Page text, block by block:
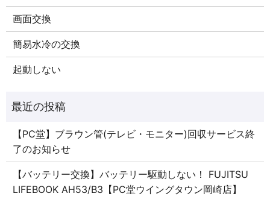
画面交換
簡易水冷の交換
起動しない
【PC堂】ブラウン管(テレビ・モニター)回収サービス終
了のお知らせ
【バッテリー交換】バッテリー駆動しない！ FUJITSU
LIFEBOOK AH53/B3【PC堂ウイングタウン岡崎店】